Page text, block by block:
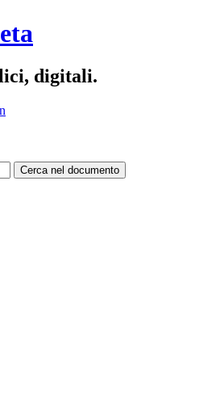
digitali.
Cerca nel documento